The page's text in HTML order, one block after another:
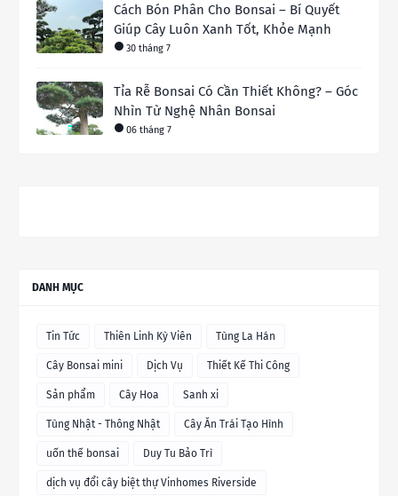
Cách Bón Phân Cho Bonsai – Bí Quyết
Giúp Cây Luôn Xanh Tốt, Khỏe Mạnh
30 tháng 7
Tỉa Rễ Bonsai Có Cần Thiết Không? – Góc
Nhìn Từ Nghệ Nhân Bonsai
06 tháng 7
DANH MỤC
Tin Tức Thiên Linh Kỳ Viên Tùng La Hán
Cây Bonsai mini Dịch Vụ Thiết Kế Thi Công
Sản phẩm Cây Hoa Sanh xi
Tùng Nhật - Thông Nhật Cây Ăn Trái Tạo Hình
uốn thế bonsai Duy Tu Bảo Trì
dịch vụ đổi cây biệt thự Vinhomes Riverside